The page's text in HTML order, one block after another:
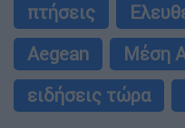
πτήσεις
Aegean
Μέση
ειδήσεις τώρα